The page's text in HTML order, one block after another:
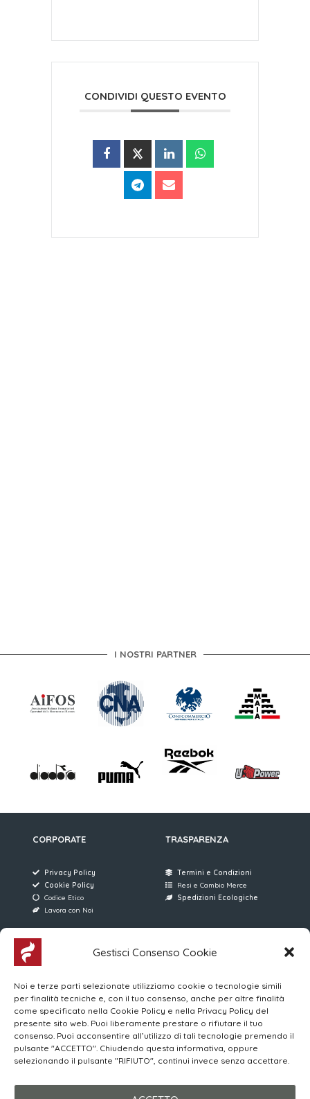
Gestisci Consenso Cookie
Noi e terze parti selezionate utilizziamo cookie o tecnologie simili
per finalità tecniche e, con il tuo consenso, anche per altre finalità
come specificato nella Cookie Policy e nella Privacy Policy del
presente sito web. Puoi liberamente prestare o rifiutare il tuo
consenso. Puoi acconsentire all’utilizzo di tali tecnologie premendo il
pulsante "ACCETTO". Chiudendo questa informativa, oppure
selezionando il pulsante "RIFIUTO", continui invece senza accettare.
CONDIVIDI QUESTO EVENTO
I NOSTRI PARTNER
CORPORATE
Privacy Policy
Cookie Policy
Codice Etico
Lavora con Noi
TRASPARENZA
Termini e Condizioni
Resi e Cambio Merce
Spedizioni Ecologiche
AREE RISERVATE
Accesso Venditori
MYWO
Corsi Online | Login
31015 Conegliano (TV)
(+39) 0438 896013
4 Linee Telefoniche
Orari di apertura al Pubblico